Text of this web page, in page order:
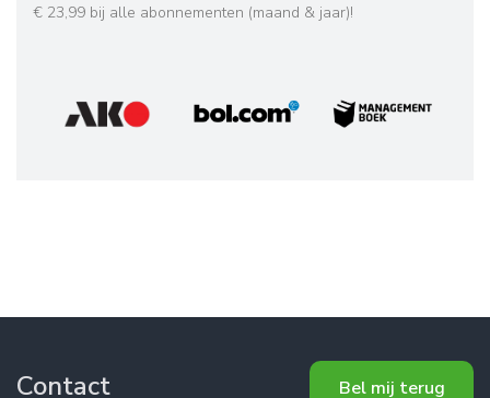
€ 23,99 bij alle abonnementen (maand & jaar)!
Contact Bel mij terug